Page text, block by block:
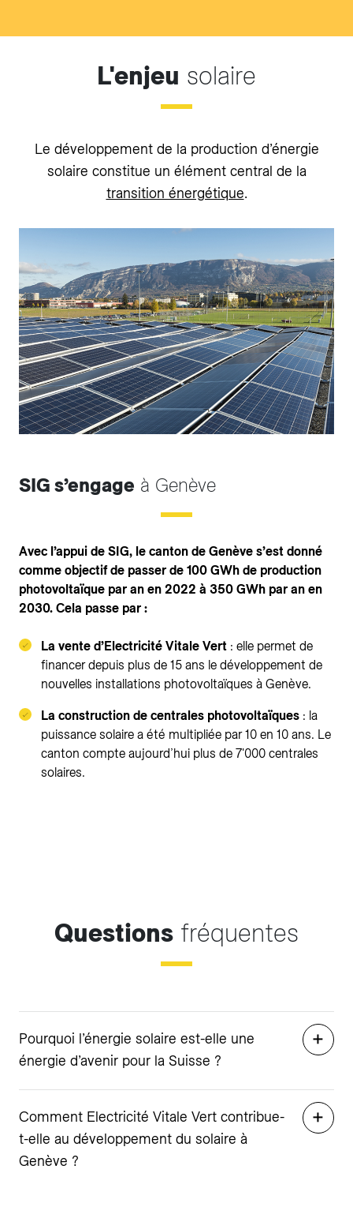
L'enjeu solaire
Le développement de la production d’énergie
solaire constitue un élément central de la
transition énergétique.
SIG s’engage à Genève
Avec l’appui de SIG, le canton de Genève s’est donné
comme objectif de passer de 100 GWh de production
photovoltaïque par an en 2022 à 350 GWh par an en
2030. Cela passe par :
La vente d’Electricité Vitale Vert : elle permet de
financer depuis plus de 15 ans le développement de
nouvelles installations photovoltaïques à Genève.
La construction de centrales photovoltaïques : la
puissance solaire a été multipliée par 10 en 10 ans. Le
canton compte aujourd’hui plus de 7'000 centrales
solaires.
Questions fréquentes
Pourquoi l’énergie solaire est-elle une
énergie d’avenir pour la Suisse ?
Comment Electricité Vitale Vert contribue-
t-elle au développement du solaire à
Genève ?